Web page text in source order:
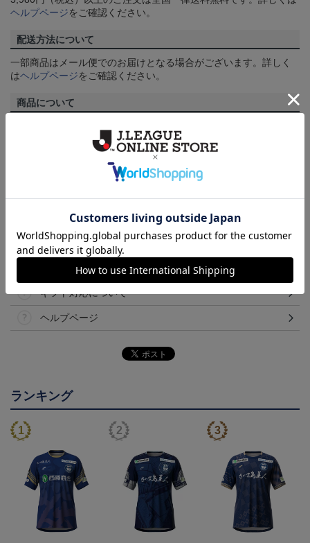
ヘルプページをご確認ください。
配送方法について
一部商品はメール便でのお届けとなる場合がございます。詳しく
はヘルプページをご確認ください。
商品について
商品画像は、お使いのパソコンのモニターおよびスマートフォン
のメーカー・機種・画面設定等により、実際の商品の色と異なっ
て見える場合がございます。あらかじめご了承ください。
告なく変更になることがございます。
その他
決済について
ギフト対応について
ヘルプページ
ランキング